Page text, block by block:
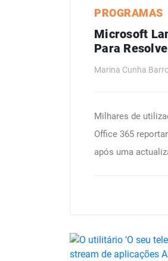
PROGRAMAS
Microsoft
Para
Com Outlook
Marina Cunha
Milhares de
Office 365
após uma